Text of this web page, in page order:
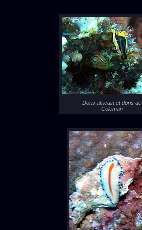
Doris africain et doris de
Coleman